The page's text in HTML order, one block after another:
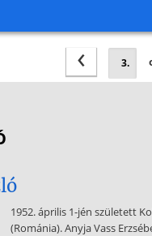
‹
1952. április 1-jén született
(Románia). Anyja Vass